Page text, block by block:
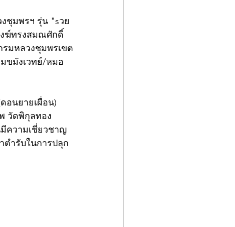
ชุมพรฯ รุ่น "sวย
ฆ์ทรงสมณศักดิ์
รมหลวงชุมพรเขต
ขมังเวทย์/หมอ
อนยายเผื่อน)
วัดพิกุลทอง
ความเชี่ยวชาญ
ตำรับในการปลุก